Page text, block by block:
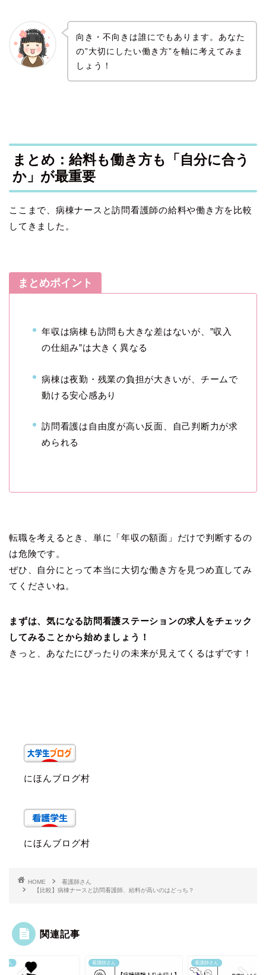
向き・不向きは誰にでもあります。あなた
の”大切にしたい働き方”を軸に考えてみま
しょう！
まとめ：給料も働き方も「自分に合う
か」が最重要
ここまで、病棟ナースと訪問看護師の給料や働き方を比較
してきました。
まとめポイント
年収は病棟も訪問も大きな差はないが、”収入
の仕組み”は大きく異なる
病棟は夜勤・残業の負担が大きいが、チームで
動ける安心感あり
訪問看護は自由度が高い反面、自己判断力が求
められる
転職を考えるとき、単に「年収の額面」だけで判断するの
は危険です。
ぜひ、自分にとって本当に大切な働き方を見つめ直してみ
てくださいね。
まずは、気になる訪問看護ステーションの求人をチェック
してみることから始めましょう！
きっと、あなたにぴったりの未来が見えてくるはずです！
にほんブログ村
にほんブログ村
HOME
看護師さん
【比較】病棟ナースと訪問看護師、給料が高いのはどっち？
関連記事
さん 看護師さん 看護師さん